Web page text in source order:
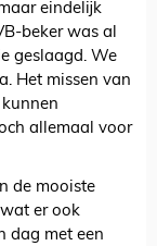
eindelijk
beker was al
geslaagd. We
Het missen van
allemaal voor
de mooiste
er ook
dag met een